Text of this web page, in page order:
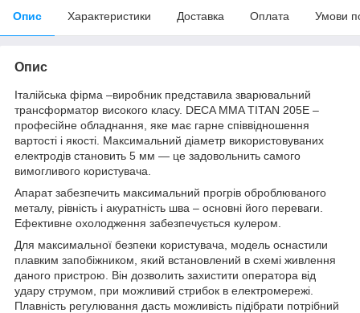
Опис Характеристики Доставка Оплата Умови
Опис
Італійська фірма –виробник представила зварювальний
трансформатор високого класу. DECA MMA TITAN 205E –
професійне обладнання, яке має гарне співвідношення
вартості і якості. Максимальний діаметр використовуваних
електродів становить 5 мм ― це задовольнить самого
вимогливого користувача.
Апарат забезпечить максимальний прогрів оброблюваного
металу, рівність і акуратність шва – основні його переваги.
Ефективне охолодження забезпечується кулером.
Для максимальної безпеки користувача, модель оснастили
плавким запобіжником, який встановлений в схемі живлення
даного пристрою. Він дозволить захистити оператора від
удару струмом, при можливий стрибок в електромережі.
Плавність регулювання дасть можливість підібрати потрібний